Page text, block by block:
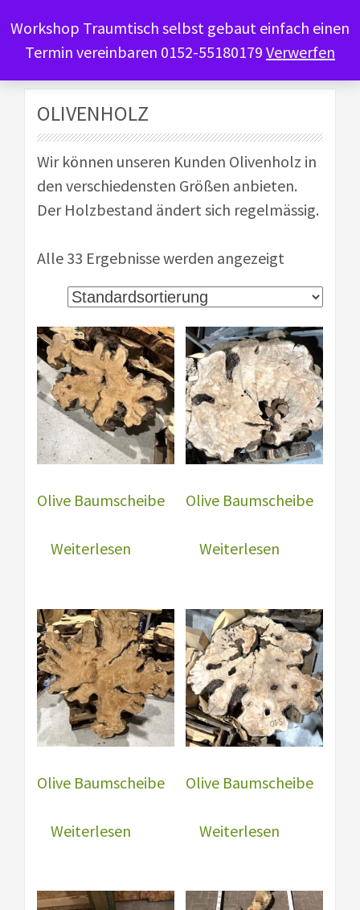
OLIVENHOLZ
Wir können unseren Kunden Olivenholz in
den verschiedensten Größen anbieten.
Der Holzbestand ändert sich regelmässig.
Alle 33 Ergebnisse werden angezeigt
Olive Baumscheibe
Weiterlesen
Olive Baumscheibe
Weiterlesen
Olive Baumscheibe
Weiterlesen
Olive Baumscheibe
Weiterlesen
Workshop Traumtisch selbst gebaut einfach einen
Termin vereinbaren 0152-55180179 Verwerfen